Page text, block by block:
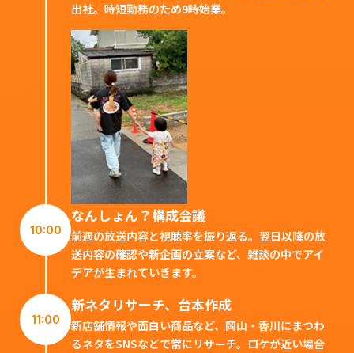
出社。時短勤務のため9時始業。
10:00
なんしょん？構成会議
前週の放送内容と視聴率を振り返る。翌日以降の放
送内容の確認や新企画の立案など、雑談の中でアイ
デアが生まれていきます。
11:00
新ネタリサーチ、台本作成
新店舗情報や面白い商品など、岡山・香川にまつわ
るネタをSNSなどで常にリサーチ。ロケが近い場合